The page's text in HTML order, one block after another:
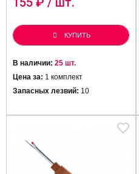
КУПИТЬ
В наличии: 25 шт.
Цена за: 1 комплект
Запасных лезвий: 10